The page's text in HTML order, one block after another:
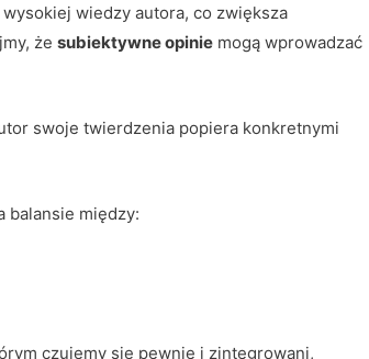
wiedzy autora, co zwiększa
żesubiektywne opinie mogą wprowadzać
swoje twierdzenia popiera konkretnymi
balansie między:
czujemy się pewnie i zintegrowani,